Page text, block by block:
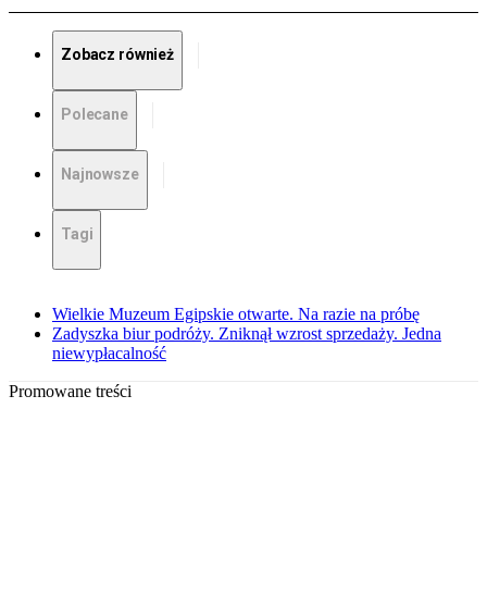
Zobacz również
Polecane
Najnowsze
Tagi
Wielkie Muzeum Egipskie otwarte. Na razie na próbę
Zadyszka biur podróży. Zniknął wzrost sprzedaży. Jedna
niewypłacalność
Promowane treści